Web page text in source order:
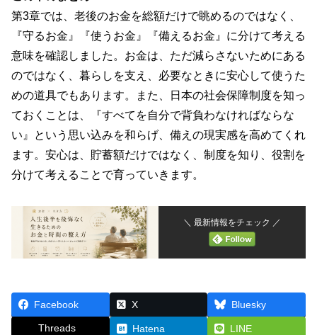
第3章では、老後のお金を総額だけで眺めるのではなく、
『守るお金』『使うお金』『備えるお金』に分けて考える
意味を確認しました。お金は、ただ減らさないためにある
のではなく、暮らしを支え、必要なときに安心して使うた
めの道具でもあります。また、日本の社会保障制度を知っ
ておくことは、『すべてを自分で背負わなければならな
い』という思い込みを和らげ、備えの現実感を高めてくれ
ます。安心は、貯蓄額だけではなく、制度を知り、役割を
分けて考えることで育っていきます。
＼ 最新情報をチェック ／
Facebook X Bluesky
Threads Hatena LINE